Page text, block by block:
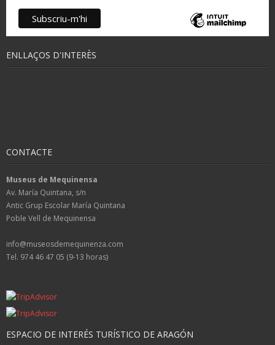
ENLLAÇOS D'INTERÈS
CONTACTE
Museus de Mequinensa
Av. María Quintana, s/n
Antic Grup Escolar María Quintana
Poble Vell de Mequinensa
info@museosdemequinenza.com
Tel. 974 46 47 05 (9-13 horas)
ESPACIO DE INTERÉS TURÍSTICO DE ARAGÓN